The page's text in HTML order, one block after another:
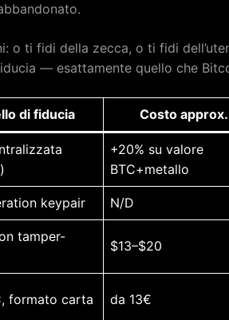
o ti fidi della zecca, o ti fidi
— esattamente quello che
di fiducia Costo approx.
+20% su valore
BTC+metallo
keypair N/D
tamper-
$13–$20
formato carta da 13€